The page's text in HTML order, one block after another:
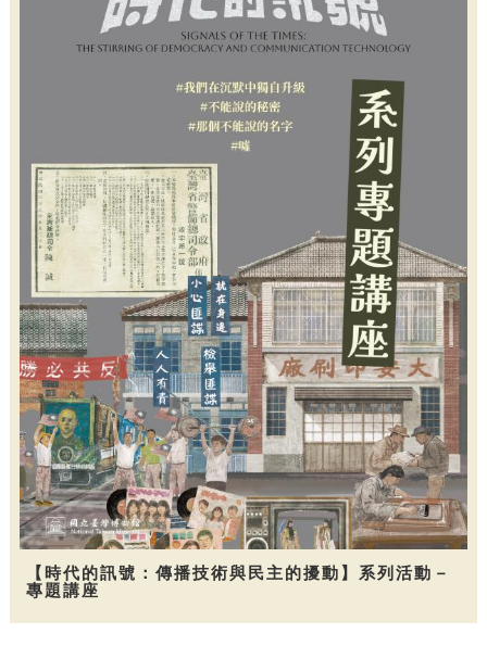
【時代的訊號：傳播技術與民主的擾動】系列活動－
專題講座